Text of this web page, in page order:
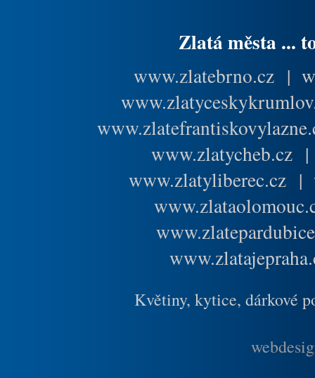
Zlatá města ...
www.zlatebrno.cz |
www.zlatycheb.cz
www.zlatyliberec.cz |
Květiny, kytice, dárkové